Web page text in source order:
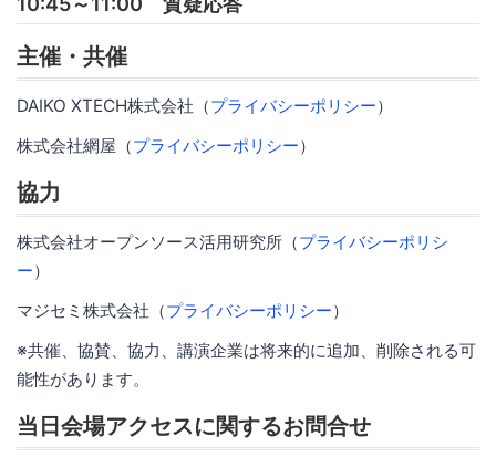
主催・共催
DAIKO XTECH株式会社（プライバシーポリシー）
株式会社網屋（プライバシーポリシー）
協力
株式会社オープンソース活用研究所（プライバシーポリシ
ー）
マジセミ株式会社（プライバシーポリシー）
※共催、協賛、協力、講演企業は将来的に追加、削除される可
能性があります。
当日会場アクセスに関するお問合せ